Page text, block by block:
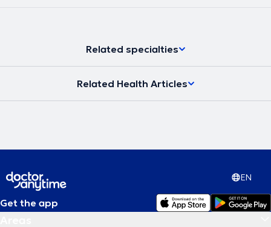
Related specialties
Related Health Articles
EN
Get the app